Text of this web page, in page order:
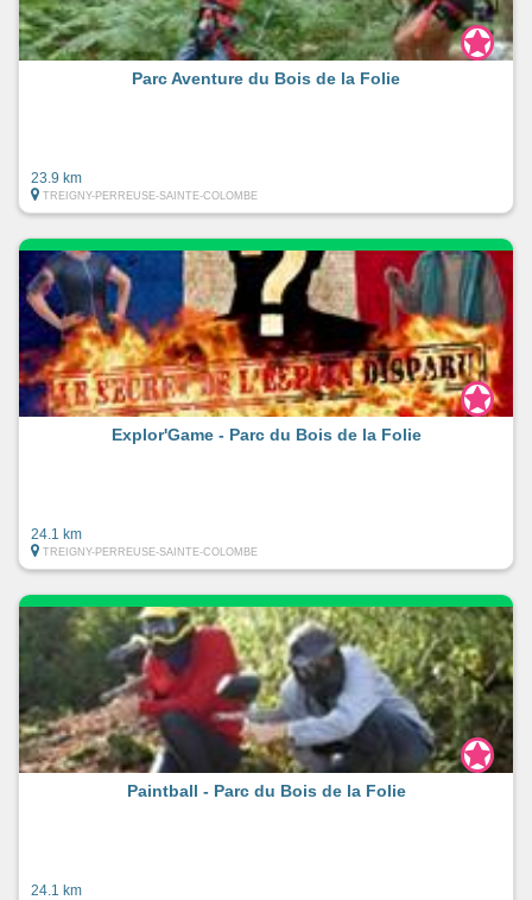
Parc Aventure du Bois de la Folie
23.9 km
TREIGNY-PERREUSE-SAINTE-COLOMBE
Explor'Game - Parc du Bois de la Folie
24.1 km
TREIGNY-PERREUSE-SAINTE-COLOMBE
Paintball - Parc du Bois de la Folie
24.1 km